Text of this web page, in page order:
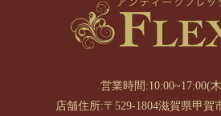
営業時間:10:00~17:00(
店舗住所:〒529-1804滋賀県甲賀